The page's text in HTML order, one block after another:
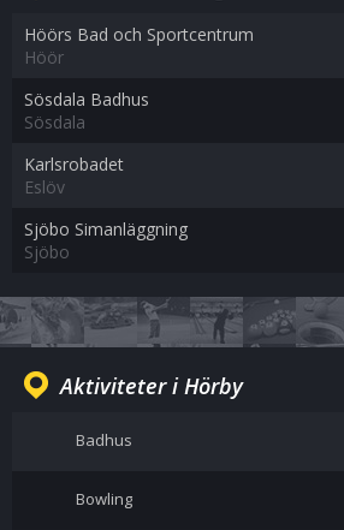
Höörs Bad och Sportcentrum
Höör
Sösdala Badhus
Sösdala
Karlsrobadet
Eslöv
Sjöbo Simanläggning
Sjöbo
Aktiviteter i Hörby
Badhus
Bowling